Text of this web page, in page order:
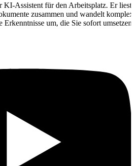
Assistent für den Arbeitsplatz. Er liest,
zusammen und wandelt
um, die Sie sofort umsetzen